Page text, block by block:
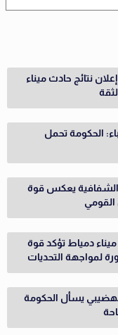
نتائج حادث ميناء
الحكومة تحمل
الشفافية يعكس قوة
دمياط تؤكد قوة
لمواجهة التحديات
يسأل الحكومة